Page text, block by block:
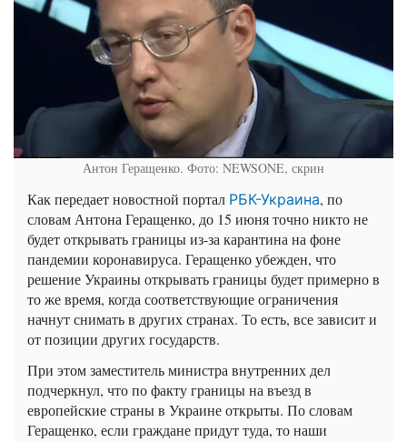
Антон Геращенко. Фото: NEWSONE, скрин
Как передает новостной портал РБК-Украина, по
словам Антона Геращенко, до 15 июня точно никто не
будет открывать границы из-за карантина на фоне
пандемии коронавируса. Геращенко убежден, что
решение Украины открывать границы будет примерно в
то же время, когда соответствующие ограничения
начнут снимать в других странах. То есть, все зависит и
от позиции других государств.
При этом заместитель министра внутренних дел
подчеркнул, что по факту границы на въезд в
европейские страны в Украине открыты. По словам
Геращенко, если граждане придут туда, то наши